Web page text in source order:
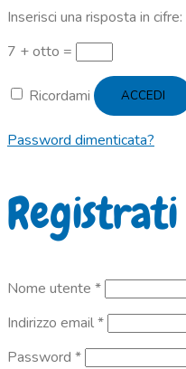
Inserisci una risposta in cifre:
7 + otto =
Ricordami ACCEDI
Password dimenticata?
Registrati
Nome utente *Richiesto
Indirizzo email*Richiesto
Password *Richiesto